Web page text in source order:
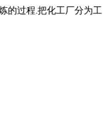
的过程.把化工厂分为工